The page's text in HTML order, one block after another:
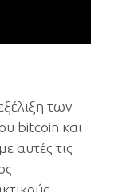
των
bitcoin και
αυτές τις